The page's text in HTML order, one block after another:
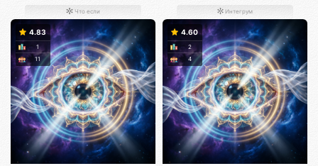
Что если
4.83
11
1
Интегрум
4.60
4
2